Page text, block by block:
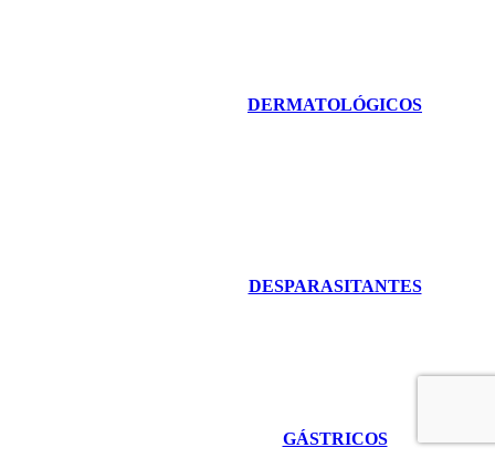
DERMATOLÓGICOS
DESPARASITANTES
GÁSTRICOS